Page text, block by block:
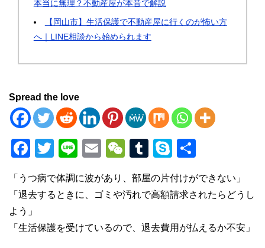
本当に無理？不動産屋が本音で解説
【岡山市】生活保護で不動産屋に行くのが怖い方
へ｜LINE相談から始められます
Spread the love
F
c
e
b
T
wi
tt
er
Li
e
E
ail
W
e
C
h
at
T
m
bl
r
S
p
e
「うつ病で体調に波があり、部屋の片付けができない」
「退去するときに、ゴミや汚れで高額請求されたらどうし
よう」
「生活保護を受けているので、退去費用が払えるか不安」